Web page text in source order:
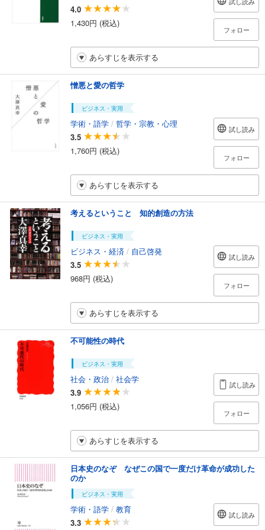
4.0
1,430円 (税込)
フォロー
あらすじを表示する
憎悪と愛の哲学
ビジネス・実用
学術・語学 / 哲学・宗教・心理
3.5
1,760円 (税込)
試し読み
フォロー
あらすじを表示する
考えるということ 知的創造の方法
ビジネス・実用
ビジネス・経済 / 自己啓発
3.5
968円 (税込)
試し読み
フォロー
あらすじを表示する
不可能性の時代
ビジネス・実用
社会・政治 / 社会学
3.9
1,056円 (税込)
試し読み
フォロー
あらすじを表示する
日本史のなぞ なぜこの国で一度だけ革命が成功した
のか
ビジネス・実用
学術・語学 / 教育
3.3
試し読み